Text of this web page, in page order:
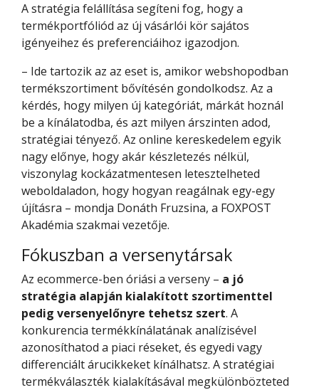
A stratégia felállítása segíteni fog, hogy a
termékportfóliód az új vásárlói kör sajátos
igényeihez és preferenciáihoz igazodjon.
– Ide tartozik az az eset is, amikor webshopodban
termékszortiment bővítésén gondolkodsz. Az a
kérdés, hogy milyen új kategóriát, márkát hoznál
be a kínálatodba, és azt milyen árszinten adod,
stratégiai tényező. Az online kereskedelem egyik
nagy előnye, hogy akár készletezés nélkül,
viszonylag kockázatmentesen letesztelheted
weboldaladon, hogy hogyan reagálnak egy-egy
újításra – mondja Donáth Fruzsina, a FOXPOST
Akadémia szakmai vezetője.
Fókuszban a versenytársak
Az ecommerce-ben óriási a verseny – a jó
stratégia alapján kialakított szortimenttel
pedig versenyelőnyre tehetsz szert. A
konkurencia termékkínálatának analízisével
azonosíthatod a piaci réseket, és egyedi vagy
differenciált árucikkeket kínálhatsz. A stratégiai
termékválaszték kialakításával megkülönbözteted